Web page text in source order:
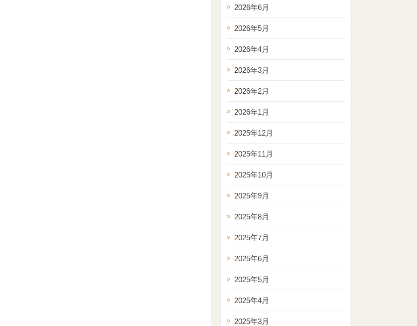
2026年6月
2026年5月
2026年4月
2026年3月
2026年2月
2026年1月
2025年12月
2025年11月
2025年10月
2025年9月
2025年8月
2025年7月
2025年6月
2025年5月
2025年4月
2025年3月